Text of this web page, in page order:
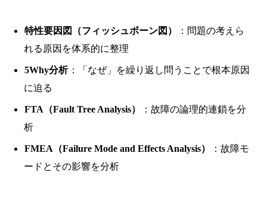
特性要因図（フィッシュボーン図）
：問題の考えら
れる原因を体系的に整理
5Why分析 ：「なぜ」を繰り返し問うことで根本原因
に迫る
FTA（Fault Tree Analysis）
：故障の論理的連鎖を分
析
FMEA（Failure Mode and Effects Analysis）
：故障モ
ードとその影響を分析